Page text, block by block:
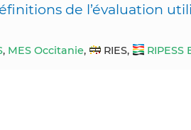
de l’évaluation
, MES Occitanie, RIES, RIPESS